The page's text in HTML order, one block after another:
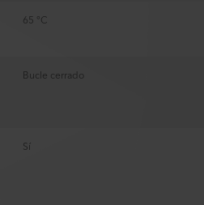
65 °C
Bucle cerrado
Sí